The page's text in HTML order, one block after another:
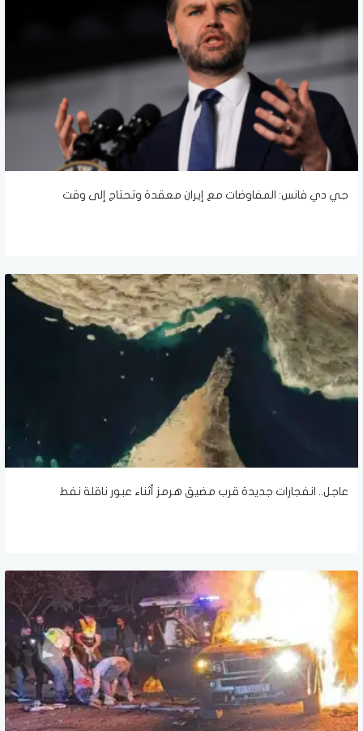
جي دي فانس: المفاوضات مع إيران معقدة وتحتاج إلى وقت
عاجل.. انفجارات جديدة قرب مضيق هرمز أثناء عبور ناقلة نفط